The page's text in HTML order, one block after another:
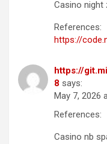
Casino night
References:
https://
https://
8 says:
May 7, 2026
References:
Casino nb